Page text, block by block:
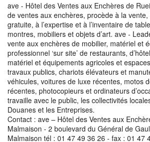
ave - Hôtel des Ventes aux Enchères de
de ventes aux enchères, procède à la vente,
gratuite, à l’expertise et à l’inventaire de
montres, mobiliers et objets d’art. ave -
vente aux enchères de mobilier, matériel et
professionnel ‘sur site’ de restaurants,
matériel et équipements agricoles et
travaux publics, chariots élévateurs et
véhicules, voitures de luxe récentes, motos
récentes, photocopieurs et ordinateurs
travaille avec le public, les collectivités
Douanes et les Entreprises.
Contact : ave – Hôtel des Ventes aux
Malmaison - 2 boulevard du Général de
Malmaison tél : 01 47 49 36 26 - fax : 01 47